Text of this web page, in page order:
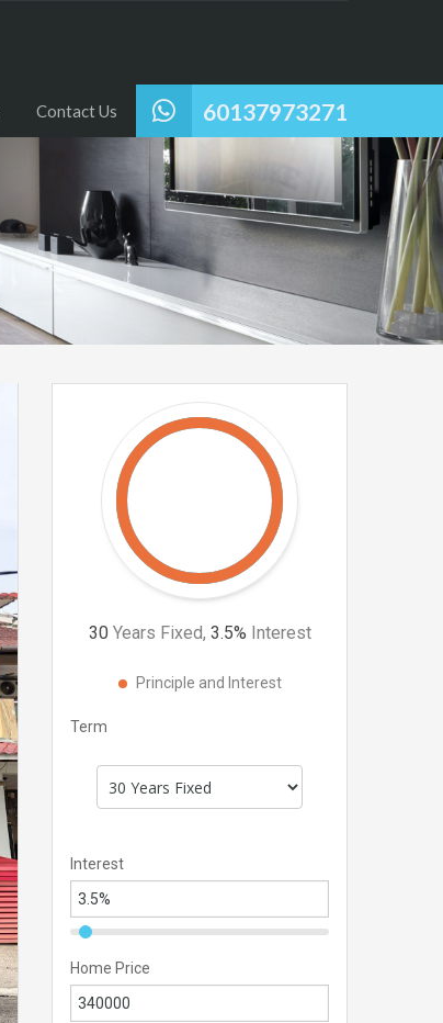
60137973271
Contact Us
30 Years Fixed, 3.5% Interest
Principle and Interest
Term
Interest
Home Price